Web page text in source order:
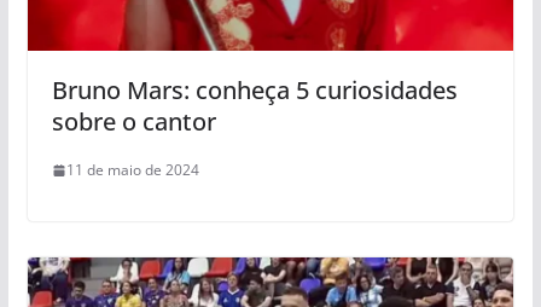
Bruno Mars: conheça 5 curiosidades
sobre o cantor
11 de maio de 2024